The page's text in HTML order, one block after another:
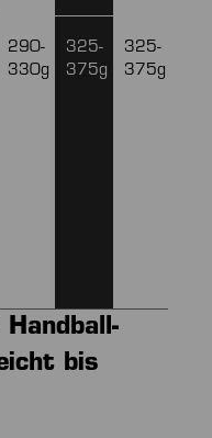
290-
330g
325-
375g
325-
375g
bis